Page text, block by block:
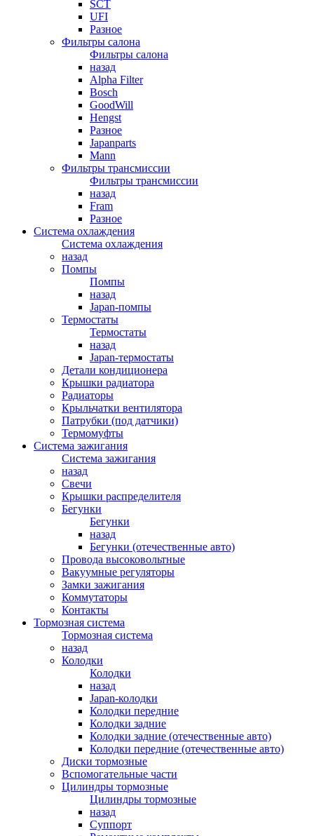
SCT
UFI
Разное
Фильтры салона
Фильтры салона
назад
Alpha Filter
Bosch
GoodWill
Hengst
Разное
Japanparts
Mann
Фильтры трансмиссии
Фильтры трансмиссии
назад
Fram
Разное
Система охлаждения
Система охлаждения
назад
Помпы
Помпы
назад
Japan-помпы
Термостаты
Термостаты
назад
Japan-термостаты
Детали кондиционера
Крышки радиатора
Радиаторы
Крыльчатки вентилятора
Патрубки (под датчики)
Термомуфты
Система зажигания
Система зажигания
назад
Свечи
Крышки распределителя
Бегунки
Бегунки
назад
Бегунки (отечественные авто)
Провода высоковольтные
Вакуумные регуляторы
Замки зажигания
Коммутаторы
Контакты
Тормозная система
Тормозная система
назад
Колодки
Колодки
назад
Japan-колодки
Колодки передние
Колодки задние
Колодки задние (отечественные авто)
Колодки передние (отечественные авто)
Диски тормозные
Вспомогательные части
Цилиндры тормозные
Цилиндры тормозные
назад
Суппорт